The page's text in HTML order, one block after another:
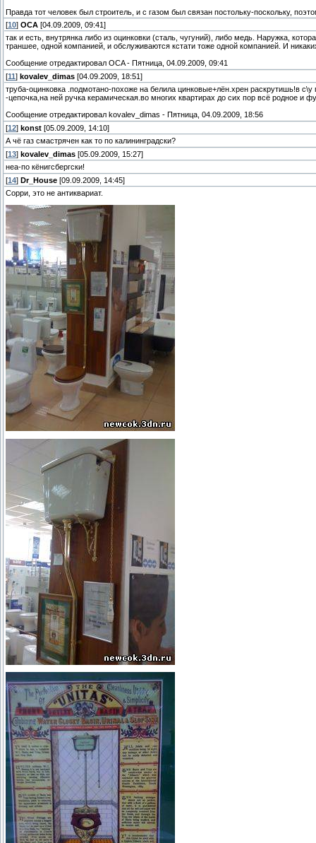
Правда тот человек был строитель, и с газом был связан постольку-поскольку,
[10] OCA [04.09.2009, 09:41]
так и есть, внутрянка либо из оцинковки (сталь, чугуний), либо медь. Наружка,
траншее, одной компанией, и обслуживаются кстати тоже одной компанией. И
Сообщение отредактировал OCA- Пятница, 04.09.2009, 09:41
[11 ] kovalev_dimas [04.09.2009, 18:51]
труба-оцинковка .подмотано-похоже на белила цинковые+лён.хрен раскрутишь!в
-цепочка,на ней ручка керамическая.во многих квартирах до сих пор всё родное и
Сообщение отредактировал kovalev_dimas - Пятница, 04.09.2009, 18:56
[12] konst [05.09.2009, 14:10]
А чё газ смастрячен как то по калининградски?
[13] kovalev_dimas [05.09.2009, 15:27]
неа-по кёнигсбергски!
[14] Dr_House [09.09.2009, 14:45]
Сорри, это не антиквариат.